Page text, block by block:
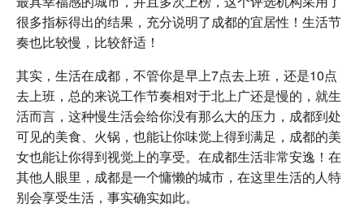
很多指标得出的结果，充分说明了成都的宜居性！生活节
奏也比较慢，比较舒适！
其实，生活在成都，不管你是早上7点去上班，还是10点
去上班，总的来说工作节奏相对于北上广还是慢的，就生
活而言，这种慢生活会给你没有那么大的压力，成都到处
可见的美食、火锅，也能让你味觉上得到满足，成都的美
女也能让你得到视觉上的享受。在成都生活非常安逸！在
其他人眼里，成都是一个慵懒的城市，在这里生活的人特
别会享受生活，事实确实如此。